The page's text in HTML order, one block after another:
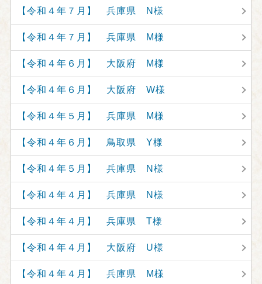
【令和４年７月】 兵庫県 N様
【令和４年７月】 兵庫県 M様
【令和４年６月】 大阪府 M様
【令和４年６月】 大阪府 W様
【令和４年５月】 兵庫県 M様
【令和４年６月】 鳥取県 Y様
【令和４年５月】 兵庫県 N様
【令和４年４月】 兵庫県 N様
【令和４年４月】 兵庫県 T様
【令和４年４月】 大阪府 U様
【令和４年４月】 兵庫県 M様